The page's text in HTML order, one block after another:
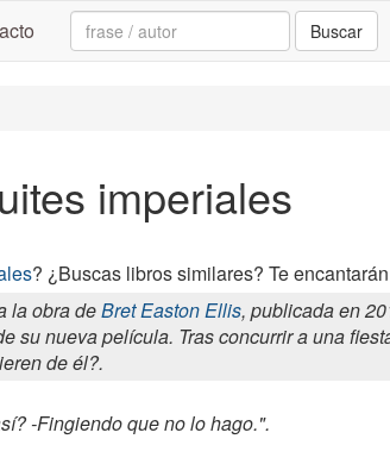
Search: Buscar
imperiales
? ¿Buscas libros similares? Te
la obra deBret Easton Ellis, publicada en
su nueva película. Tras concurrir a una
de él?.
-Fingiendo que no lo hago.".